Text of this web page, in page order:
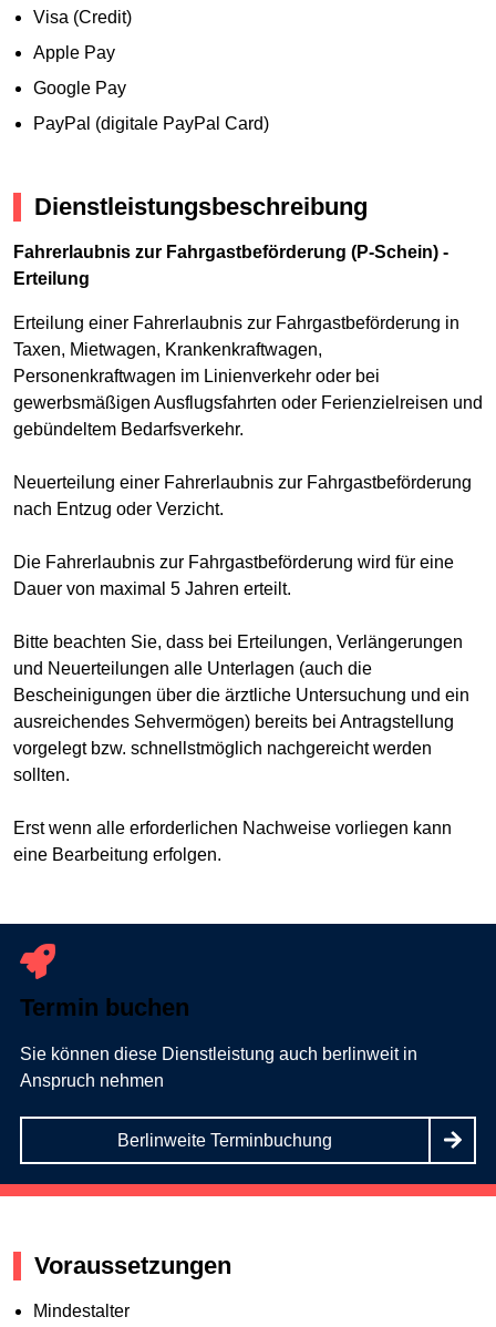
Visa (Credit)
Apple Pay
Google Pay
PayPal (digitale PayPal Card)
Dienstleistungsbeschreibung
Fahrerlaubnis zur Fahrgastbeförderung (P-Schein) -
Erteilung
Erteilung einer Fahrerlaubnis zur Fahrgastbeförderung in
Taxen, Mietwagen, Krankenkraftwagen,
Personenkraftwagen im Linienverkehr oder bei
gewerbsmäßigen Ausflugsfahrten oder Ferienzielreisen und
gebündeltem Bedarfsverkehr.
Neuerteilung einer Fahrerlaubnis zur Fahrgastbeförderung
nach Entzug oder Verzicht.
Die Fahrerlaubnis zur Fahrgastbeförderung wird für eine
Dauer von maximal 5 Jahren erteilt.
Bitte beachten Sie, dass bei Erteilungen, Verlängerungen
und Neuerteilungen alle Unterlagen (auch die
Bescheinigungen über die ärztliche Untersuchung und ein
ausreichendes Sehvermögen) bereits bei Antragstellung
vorgelegt bzw. schnellstmöglich nachgereicht werden
sollten.
Erst wenn alle erforderlichen Nachweise vorliegen kann
eine Bearbeitung erfolgen.
Termin buchen
Sie können diese Dienstleistung auch berlinweit in
Anspruch nehmen
Berlinweite Terminbuchung
Voraussetzungen
Mindestalter